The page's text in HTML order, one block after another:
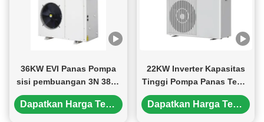
36KW EVI Panas Pompa
sisi pembuangan 3N 380V
50HZ Plate Panas penukar
Cocok untuk industri dan
Dapatkan Harga Terbaik
22KW Inverter Kapasitas
Tinggi Pompa Panas Temp
rendah dengan teknologi
EVI untuk pemanasan dan
Dapatkan Harga Terbaik